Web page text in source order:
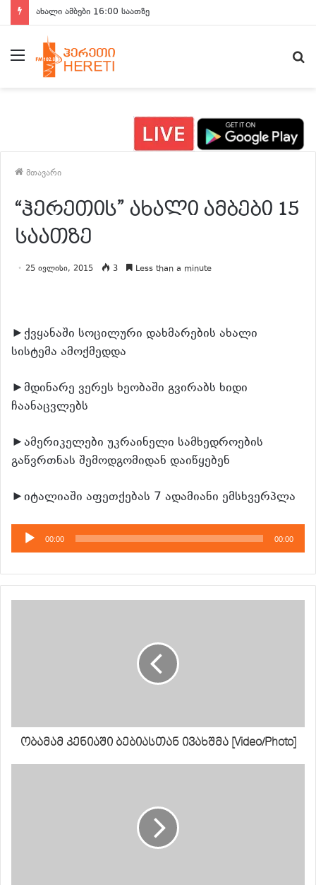
ახალი ამბები 16:00 საათზე
მენიუ
მთავარი
“ჰერეთის” ახალი ამბები 15
საათზე
25 ივლისი, 2015 3 Less than a minute
►ქვყანაში სოცილური დახმარების ახალი
სისტემა ამოქმედდა
►მდინარე ვერეს ხეობაში გვირაბს ხიდი
ჩაანაცვლებს
►ამერიკელები უკრაინელი სამხედროების
გაწვრთნას შემოდგომიდან დაიწყებენ
►იტალიაში აფეთქებას 7 ადამიანი ემსხვერპლა
აუდიო
დამკვრელი
00:00 00:00
ობამამ კენიაში ბებიასთან ივახშმა [Video/Photo]